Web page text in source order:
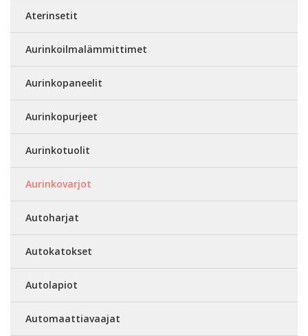
Aterinsetit
Aurinkoilmalämmittimet
Aurinkopaneelit
Aurinkopurjeet
Aurinkotuolit
Aurinkovarjot
Autoharjat
Autokatokset
Autolapiot
Automaattiavaajat